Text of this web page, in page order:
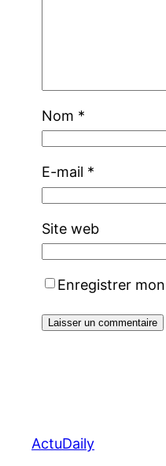
Nom *
E-mail *
Site web
Enregistrer
ActuDaily